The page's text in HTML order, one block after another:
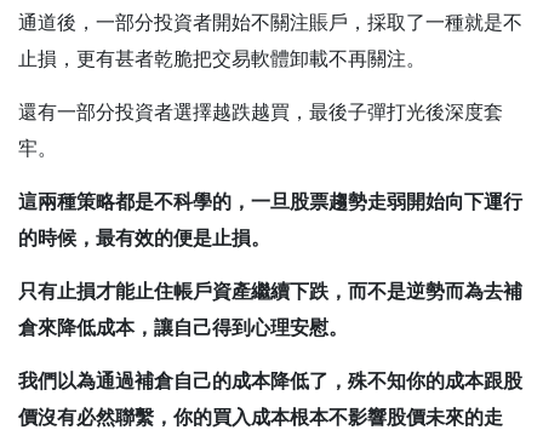
通道後，一部分投資者開始不關注賬戶，採取了一種就是不
止損，更有甚者乾脆把交易軟體卸載不再關注。
還有一部分投資者選擇越跌越買，最後子彈打光後深度套
牢。
這兩種策略都是不科學的，一旦股票趨勢走弱開始向下運行
的時候，最有效的便是止損。
只有止損才能止住帳戶資產繼續下跌， 而不是逆勢而為去補
倉來降低成本，讓自己得到心理安慰。
我們以為通過補倉自己的成本降低了，殊不知你的成本跟股
價沒有必然聯繫，你的買入成本根本不影響股價未來的走